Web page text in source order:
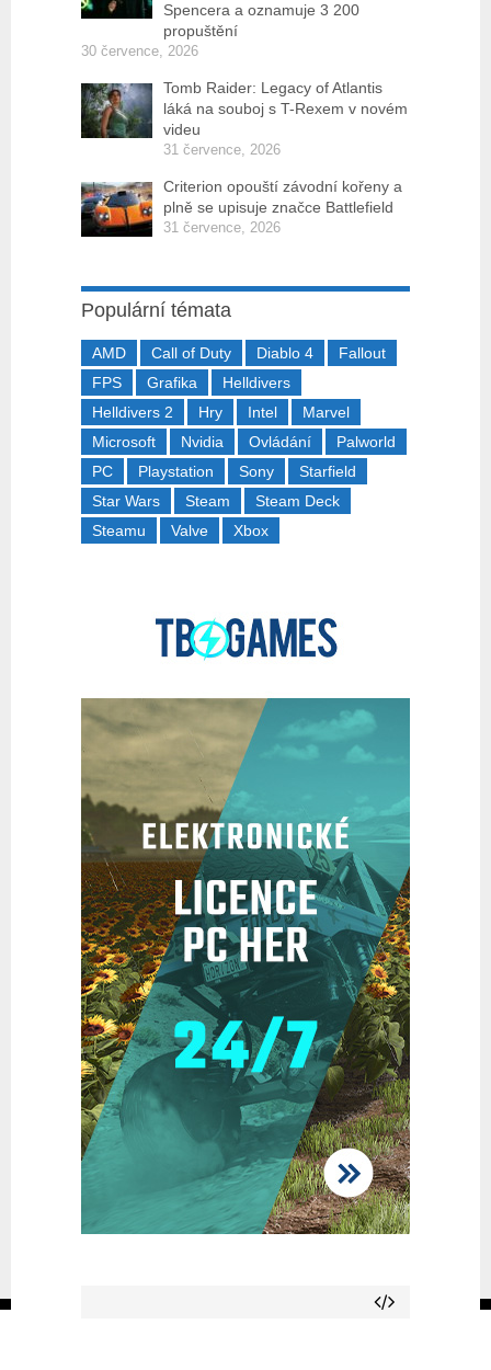
Spencera a oznamuje 3 200
propuštění
30 července, 2026
Tomb Raider: Legacy of Atlantis
láká na souboj s T-Rexem v novém
videu
31 července, 2026
Criterion opouští závodní kořeny a
plně se upisuje značce Battlefield
31 července, 2026
Populární témata
AMD Call of Duty Diablo 4
Fallout
FPS
Grafika
Helldivers
Helldivers 2
Hry Intel
Marvel
Microsoft
Nvidia Ovládání
Palworld
PC
Playstation Sony
Starfield
Star Wars
Steam
Steam Deck
Steamu
Valve Xbox